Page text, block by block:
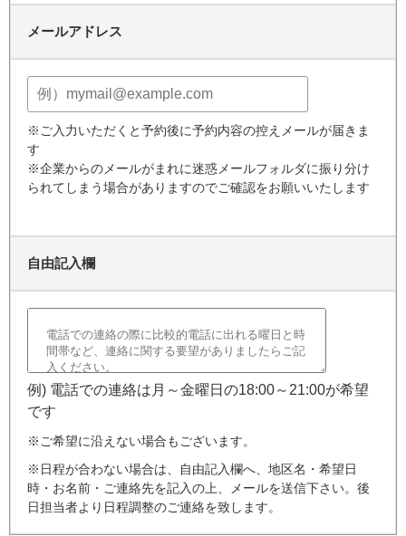
メールアドレス
※ご入力いただくと予約後に予約内容の控えメールが届きま
す
※企業からのメールがまれに迷惑メールフォルダに振り分け
られてしまう場合がありますのでご確認をお願いいたします
自由記入欄
例) 電話での連絡は月～金曜日の18:00～21:00が希望
です
※ご希望に沿えない場合もございます。
※日程が合わない場合は、自由記入欄へ、地区名・希望日
時・お名前・ご連絡先を記入の上、メールを送信下さい。後
日担当者より日程調整のご連絡を致します。